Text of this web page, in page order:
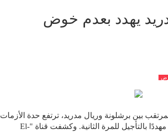
يهدد بعدم خوض
بين برشلونة وريال مدريد، ترتفع حدة الأزمات
التي قد تعصف بإقامة اللقاء الذي بات مهددًا بالتأجيل للمرة الثانية. وكشفت قناة "El-